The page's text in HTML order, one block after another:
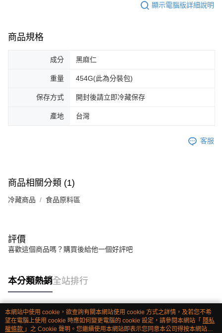
顯示電腦版詳細說明
商品規格
成分 黑麻仁
重量 454G(此為分裝包)
保存方式 開封後請立即冷藏保存
產地 台灣
客服
商品相關分類 (1)
冷藏商品 食品原料區
評價
喜歡這個商品嗎？購買後給他一個好評吧
本分類熱銷全站排行
熱門標籤
本網站中使用 cookie，欲查詢有關本網站使用 cookie 方式之詳情，及若您不希
望在電腦上使用 cookie 時應如何變更電腦的 cookie 設定，請參閱本網站「 隱私
權條款 」之 Cookie 聲明。您繼續使用本網站即表示您同意本公司得按本網站使